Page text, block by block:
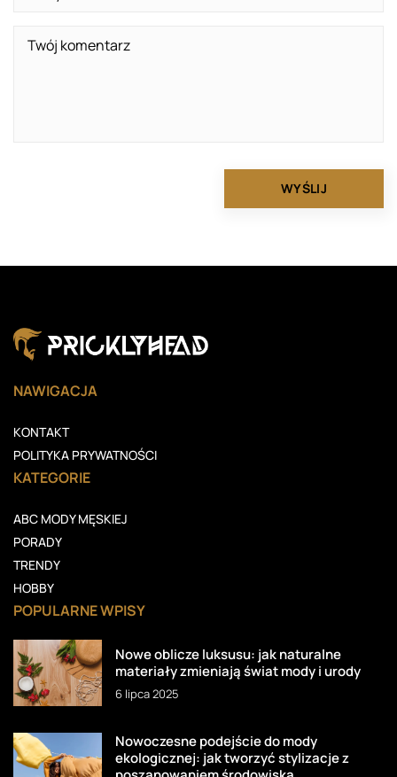
NAWIGACJA
KONTAKT
POLITYKA PRYWATNOŚCI
KATEGORIE
ABC MODY MĘSKIEJ
PORADY
TRENDY
HOBBY
POPULARNE WPISY
Nowe oblicze luksusu: jak naturalne
materiały zmieniają świat mody i urody
6 lipca 2025
Nowoczesne podejście do mody
ekologicznej: jak tworzyć stylizacje z